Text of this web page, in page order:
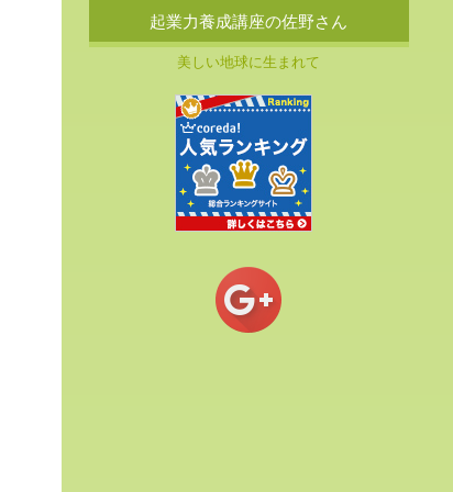
起業力養成講座の佐野さん
美しい地球に生まれて